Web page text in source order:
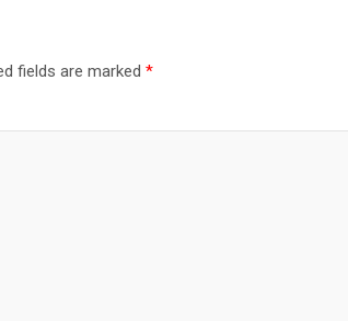
fields are marked *